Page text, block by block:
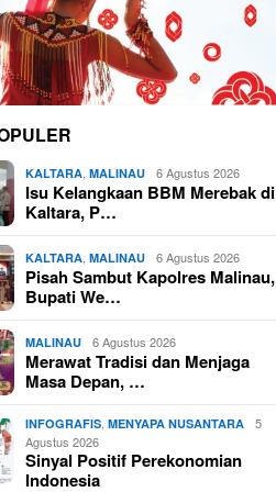
KALTARA ,MALINAU 6 Agustus 2026
Isu Kelangkaan BBM Merebak di
Kaltara, P…
KALTARA ,MALINAU 6 Agustus 2026
Pisah Sambut Kapolres Malinau,
Bupati We…
MALINAU 6 Agustus 2026
Merawat Tradisi dan Menjaga
Masa Depan, …
INFOGRAFIS ,MENYAPA NUSANTARA
5
Agustus 2026
Sinyal Positif Perekonomian
Indonesia